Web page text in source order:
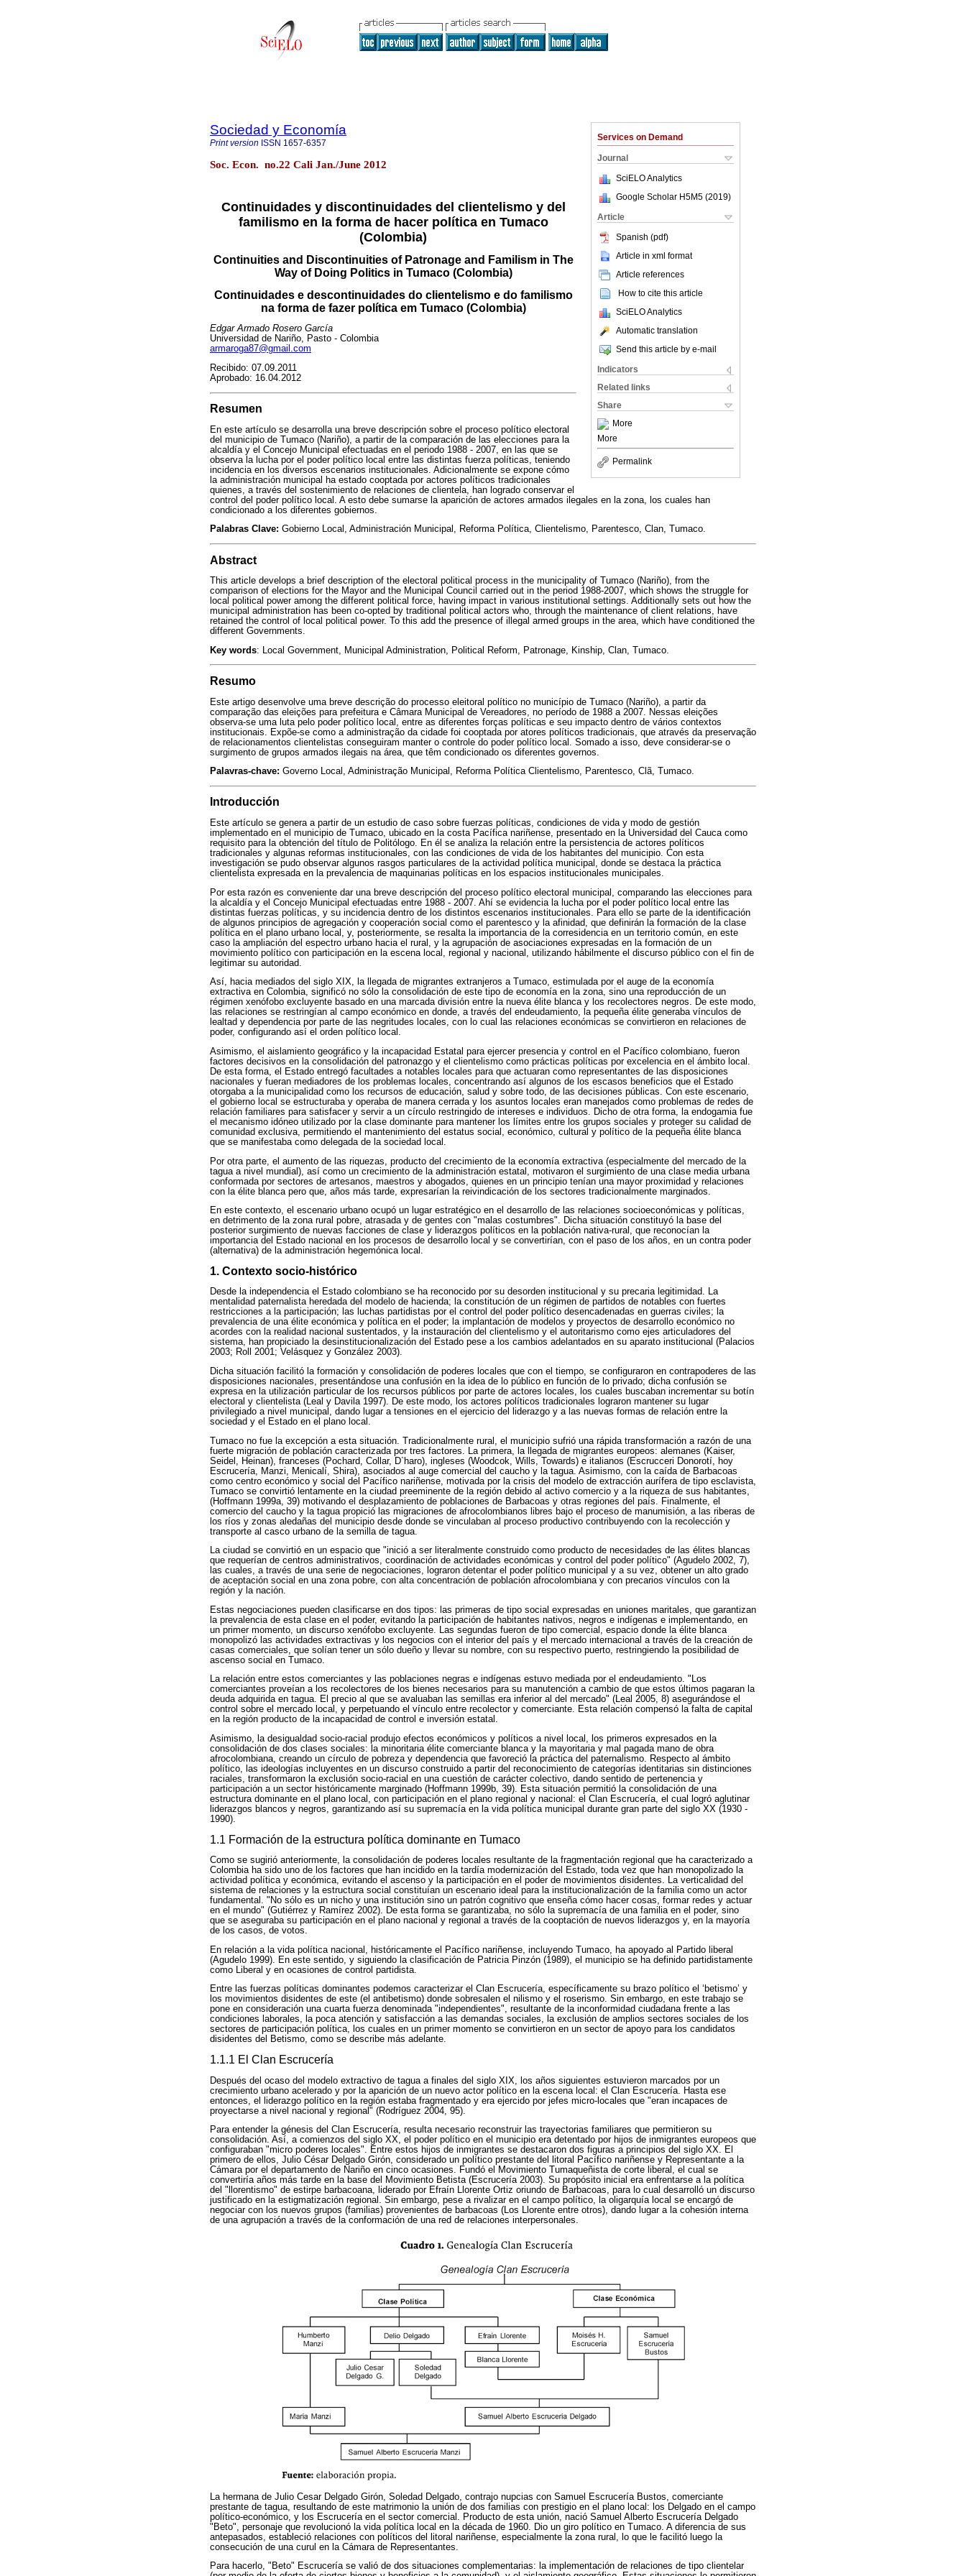
Services on Demand
Journal
SciELO Analytics
Google Scholar H5M5 (2019)
Article
Spanish (pdf)
Article in xml format
Article references
How to cite this article
SciELO Analytics
Automatic translation
Send this article by e-mail
Indicators
Related links
Share
More
More
Permalink
Sociedad y Economía
Print version ISSN 1657-6357
Soc. Econ. no.22 Cali Jan./June 2012
Continuidades y discontinuidades del clientelismo y del
familismo en la forma de hacer política en Tumaco
(Colombia)
Continuities and Discontinuities of Patronage and Familism in The
Way of Doing Politics in Tumaco (Colombia)
Continuidades e descontinuidades do clientelismo e do familismo
na forma de fazer política em Tumaco (Colombia)
Edgar Armado Rosero García
Universidad de Nariño, Pasto - Colombia
armaroga87@gmail.com
Recibido: 07.09.2011
Aprobado: 16.04.2012
Resumen
En este artículo se desarrolla una breve descripción sobre el proceso político electoral
del municipio de Tumaco (Nariño), a partir de la comparación de las elecciones para la
alcaldía y el Concejo Municipal efectuadas en el periodo 1988 - 2007, en las que se
observa la lucha por el poder político local entre las distintas fuerza políticas, teniendo
incidencia en los diversos escenarios institucionales. Adicionalmente se expone cómo
la administración municipal ha estado cooptada por actores políticos tradicionales
quienes, a través del sostenimiento de relaciones de clientela, han logrado conservar el
control del poder político local. A esto debe sumarse la aparición de actores armados ilegales en la zona, los cuales han
condicionado a los diferentes gobiernos.
Palabras Clave: Gobierno Local, Administración Municipal, Reforma Política, Clientelismo, Parentesco, Clan, Tumaco.
Abstract
This article develops a brief description of the electoral political process in the municipality of Tumaco (Nariño), from the
comparison of elections for the Mayor and the Municipal Council carried out in the period 1988-2007, which shows the struggle for
local political power among the different political force, having impact in various institutional settings. Additionally sets out how the
municipal administration has been co-opted by traditional political actors who, through the maintenance of client relations, have
retained the control of local political power. To this add the presence of illegal armed groups in the area, which have conditioned the
different Governments.
Key words: Local Government, Municipal Administration, Political Reform, Patronage, Kinship, Clan, Tumaco.
Resumo
Este artigo desenvolve uma breve descrição do processo eleitoral político no município de Tumaco (Nariño), a partir da
comparação das eleições para prefeitura e Câmara Municipal de Vereadores, no período de 1988 a 2007. Nessas eleições
observa-se uma luta pelo poder político local, entre as diferentes forças políticas e seu impacto dentro de vários contextos
institucionais. Expõe-se como a administração da cidade foi cooptada por atores políticos tradicionais, que através da preservação
de relacionamentos clientelistas conseguiram manter o controle do poder político local. Somado a isso, deve considerar-se o
surgimento de grupos armados ilegais na área, que têm condicionado os diferentes governos.
Palavras-chave: Governo Local, Administração Municipal, Reforma Política Clientelismo, Parentesco, Clã, Tumaco.
Introducción
Este artículo se genera a partir de un estudio de caso sobre fuerzas políticas, condiciones de vida y modo de gestión
implementado en el municipio de Tumaco, ubicado en la costa Pacífica nariñense, presentado en la Universidad del Cauca como
requisito para la obtención del título de Politólogo. En él se analiza la relación entre la persistencia de actores políticos
tradicionales y algunas reformas institucionales, con las condiciones de vida de los habitantes del municipio. Con esta
investigación se pudo observar algunos rasgos particulares de la actividad política municipal, donde se destaca la práctica
clientelista expresada en la prevalencia de maquinarias políticas en los espacios institucionales municipales.
Por esta razón es conveniente dar una breve descripción del proceso político electoral municipal, comparando las elecciones para
la alcaldía y el Concejo Municipal efectuadas entre 1988 - 2007. Ahí se evidencia la lucha por el poder político local entre las
distintas fuerzas políticas, y su incidencia dentro de los distintos escenarios institucionales. Para ello se parte de la identificación
de algunos principios de agregación y cooperación social como el parentesco y la afinidad, que definirán la formación de la clase
política en el plano urbano local, y, posteriormente, se resalta la importancia de la corresidencia en un territorio común, en este
caso la ampliación del espectro urbano hacia el rural, y la agrupación de asociaciones expresadas en la formación de un
movimiento político con participación en la escena local, regional y nacional, utilizando hábilmente el discurso público con el fin de
legitimar su autoridad.
Así, hacia mediados del siglo XIX, la llegada de migrantes extranjeros a Tumaco, estimulada por el auge de la economía
extractiva en Colombia, significó no sólo la consolidación de este tipo de economía en la zona, sino una reproducción de un
régimen xenófobo excluyente basado en una marcada división entre la nueva élite blanca y los recolectores negros. De este modo,
las relaciones se restringían al campo económico en donde, a través del endeudamiento, la pequeña élite generaba vínculos de
lealtad y dependencia por parte de las negritudes locales, con lo cual las relaciones económicas se convirtieron en relaciones de
poder, configurando así el orden político local.
Asimismo, el aislamiento geográfico y la incapacidad Estatal para ejercer presencia y control en el Pacífico colombiano, fueron
factores decisivos en la consolidación del patronazgo y el clientelismo como prácticas políticas por excelencia en el ámbito local.
De esta forma, el Estado entregó facultades a notables locales para que actuaran como representantes de las disposiciones
nacionales y fueran mediadores de los problemas locales, concentrando así algunos de los escasos beneficios que el Estado
otorgaba a la municipalidad como los recursos de educación, salud y sobre todo, de las decisiones públicas. Con este escenario,
el gobierno local se estructuraba y operaba de manera cerrada y los asuntos locales eran manejados como problemas de redes de
relación familiares para satisfacer y servir a un círculo restringido de intereses e individuos. Dicho de otra forma, la endogamia fue
el mecanismo idóneo utilizado por la clase dominante para mantener los límites entre los grupos sociales y proteger su calidad de
comunidad exclusiva, permitiendo el mantenimiento del estatus social, económico, cultural y político de la pequeña élite blanca
que se manifestaba como delegada de la sociedad local.
Por otra parte, el aumento de las riquezas, producto del crecimiento de la economía extractiva (especialmente del mercado de la
tagua a nivel mundial), así como un crecimiento de la administración estatal, motivaron el surgimiento de una clase media urbana
conformada por sectores de artesanos, maestros y abogados, quienes en un principio tenían una mayor proximidad y relaciones
con la élite blanca pero que, años más tarde, expresarían la reivindicación de los sectores tradicionalmente marginados.
En este contexto, el escenario urbano ocupó un lugar estratégico en el desarrollo de las relaciones socioeconómicas y políticas,
en detrimento de la zona rural pobre, atrasada y de gentes con "malas costumbres". Dicha situación constituyó la base del
posterior surgimiento de nuevas facciones de clase y liderazgos políticos en la población nativa-rural, que reconocían la
importancia del Estado nacional en los procesos de desarrollo local y se convertirían, con el paso de los años, en un contra poder
(alternativa) de la administración hegemónica local.
1. Contexto socio-histórico
Desde la independencia el Estado colombiano se ha reconocido por su desorden institucional y su precaria legitimidad. La
mentalidad paternalista heredada del modelo de hacienda; la constitución de un régimen de partidos de notables con fuertes
restricciones a la participación; las luchas partidistas por el control del poder político desencadenadas en guerras civiles; la
prevalencia de una élite económica y política en el poder; la implantación de modelos y proyectos de desarrollo económico no
acordes con la realidad nacional sustentados, y la instauración del clientelismo y el autoritarismo como ejes articuladores del
sistema, han propiciado la desinstitucionalización del Estado pese a los cambios adelantados en su aparato institucional (Palacios
2003; Roll 2001; Velásquez y González 2003).
Dicha situación facilitó la formación y consolidación de poderes locales que con el tiempo, se configuraron en contrapoderes de las
disposiciones nacionales, presentándose una confusión en la idea de lo público en función de lo privado; dicha confusión se
expresa en la utilización particular de los recursos públicos por parte de actores locales, los cuales buscaban incrementar su botín
electoral y clientelista (Leal y Davila 1997). De este modo, los actores políticos tradicionales lograron mantener su lugar
privilegiado a nivel municipal, dando lugar a tensiones en el ejercicio del liderazgo y a las nuevas formas de relación entre la
sociedad y el Estado en el plano local.
Tumaco no fue la excepción a esta situación. Tradicionalmente rural, el municipio sufrió una rápida transformación a razón de una
fuerte migración de población caracterizada por tres factores. La primera, la llegada de migrantes europeos: alemanes (Kaiser,
Seidel, Heinan), franceses (Pochard, Collar, D`haro), ingleses (Woodcok, Wills, Towards) e italianos (Escrucceri Donorotí, hoy
Escrucería, Manzi, Menicalí, Shira), asociados al auge comercial del caucho y la tagua. Asimismo, con la caída de Barbacoas
como centro económico y social del Pacífico nariñense, motivada por la crisis del modelo de extracción aurífera de tipo esclavista,
Tumaco se convirtió lentamente en la ciudad preeminente de la región debido al activo comercio y a la riqueza de sus habitantes,
(Hoffmann 1999a, 39) motivando el desplazamiento de poblaciones de Barbacoas y otras regiones del país. Finalmente, el
comercio del caucho y la tagua propició las migraciones de afrocolombianos libres bajo el proceso de manumisión, a las riberas de
los ríos y zonas aledañas del municipio desde donde se vinculaban al proceso productivo contribuyendo con la recolección y
transporte al casco urbano de la semilla de tagua.
La ciudad se convirtió en un espacio que "inició a ser literalmente construido como producto de necesidades de las élites blancas
que requerían de centros administrativos, coordinación de actividades económicas y control del poder político" (Agudelo 2002, 7),
las cuales, a través de una serie de negociaciones, lograron detentar el poder político municipal y a su vez, obtener un alto grado
de aceptación social en una zona pobre, con alta concentración de población afrocolombiana y con precarios vínculos con la
región y la nación.
Estas negociaciones pueden clasificarse en dos tipos: las primeras de tipo social expresadas en uniones maritales, que garantizan
la prevalencia de esta clase en el poder, evitando la participación de habitantes nativos, negros e indígenas e implementando, en
un primer momento, un discurso xenófobo excluyente. Las segundas fueron de tipo comercial, espacio donde la élite blanca
monopolizó las actividades extractivas y los negocios con el interior del país y el mercado internacional a través de la creación de
casas comerciales, que solían tener un sólo dueño y llevar su nombre, con su respectivo puerto, restringiendo la posibilidad de
ascenso social en Tumaco.
La relación entre estos comerciantes y las poblaciones negras e indígenas estuvo mediada por el endeudamiento. "Los
comerciantes proveían a los recolectores de los bienes necesarios para su manutención a cambio de que estos últimos pagaran la
deuda adquirida en tagua. El precio al que se avaluaban las semillas era inferior al del mercado" (Leal 2005, 8) asegurándose el
control sobre el mercado local, y perpetuando el vínculo entre recolector y comerciante. Esta relación compensó la falta de capital
en la región producto de la incapacidad de control e inversión estatal.
Asimismo, la desigualdad socio-racial produjo efectos económicos y políticos a nivel local, los primeros expresados en la
consolidación de dos clases sociales: la minoritaria élite comerciante blanca y la mayoritaria y mal pagada mano de obra
afrocolombiana, creando un círculo de pobreza y dependencia que favoreció la práctica del paternalismo. Respecto al ámbito
político, las ideologías incluyentes en un discurso construido a partir del reconocimiento de categorías identitarias sin distinciones
raciales, transformaron la exclusión socio-racial en una cuestión de carácter colectivo, dando sentido de pertenencia y
participación a un sector históricamente marginado (Hoffmann 1999b, 39). Esta situación permitió la consolidación de una
estructura dominante en el plano local, con participación en el plano regional y nacional: el Clan Escrucería, el cual logró aglutinar
liderazgos blancos y negros, garantizando así su supremacía en la vida política municipal durante gran parte del siglo XX (1930 -
1990).
1.1 Formación de la estructura política dominante en Tumaco
Como se sugirió anteriormente, la consolidación de poderes locales resultante de la fragmentación regional que ha caracterizado a
Colombia ha sido uno de los factores que han incidido en la tardía modernización del Estado, toda vez que han monopolizado la
actividad política y económica, evitando el ascenso y la participación en el poder de movimientos disidentes. La verticalidad del
sistema de relaciones y la estructura social constituían un escenario ideal para la institucionalización de la familia como un actor
fundamental. "No sólo es un nicho y una institución sino un patrón cognitivo que enseña cómo hacer cosas, formar redes y actuar
en el mundo" (Gutiérrez y Ramírez 2002). De esta forma se garantizaba, no sólo la supremacía de una familia en el poder, sino
que se aseguraba su participación en el plano nacional y regional a través de la cooptación de nuevos liderazgos y, en la mayoría
de los casos, de votos.
En relación a la vida política nacional, históricamente el Pacífico nariñense, incluyendo Tumaco, ha apoyado al Partido liberal
(Agudelo 1999). En este sentido, y siguiendo la clasificación de Patricia Pinzón (1989), el municipio se ha definido partidistamente
como Liberal y en ocasiones de control partidista.
Entre las fuerzas políticas dominantes podemos caracterizar el Clan Escrucería, específicamente su brazo político el ‘betismo’ y
los movimientos disidentes de este (el antibetismo) donde sobresalen el nilismo y el roserismo. Sin embargo, en este trabajo se
pone en consideración una cuarta fuerza denominada "independientes", resultante de la inconformidad ciudadana frente a las
condiciones laborales, la poca atención y satisfacción a las demandas sociales, la exclusión de amplios sectores sociales de los
sectores de participación política, los cuales en un primer momento se convirtieron en un sector de apoyo para los candidatos
disidentes del Betismo, como se describe más adelante.
1.1.1 El Clan Escrucería
Después del ocaso del modelo extractivo de tagua a finales del siglo XIX, los años siguientes estuvieron marcados por un
crecimiento urbano acelerado y por la aparición de un nuevo actor político en la escena local: el Clan Escrucería. Hasta ese
entonces, el liderazgo político en la región estaba fragmentado y era ejercido por jefes micro-locales que "eran incapaces de
proyectarse a nivel nacional y regional" (Rodríguez 2004, 95).
Para entender la génesis del Clan Escrucería, resulta necesario reconstruir las trayectorias familiares que permitieron su
consolidación. Así, a comienzos del siglo XX, el poder político en el municipio era detentado por hijos de inmigrantes europeos que
configuraban "micro poderes locales". Entre estos hijos de inmigrantes se destacaron dos figuras a principios del siglo XX. El
primero de ellos, Julio César Delgado Girón, considerado un político prestante del litoral Pacífico nariñense y Representante a la
Cámara por el departamento de Nariño en cinco ocasiones. Fundó el Movimiento Tumaqueñista de corte liberal, el cual se
convertiría años más tarde en la base del Movimiento Betista (Escrucería 2003). Su propósito inicial era enfrentarse a la política
del "llorentismo" de estirpe barbacoana, liderado por Efraín Llorente Ortiz oriundo de Barbacoas, para lo cual desarrolló un discurso
justificado en la estigmatización regional. Sin embargo, pese a rivalizar en el campo político, la oligarquía local se encargó de
negociar con los nuevos grupos (familias) provenientes de barbacoas (Los Llorente entre otros), dando lugar a la cohesión interna
de una agrupación a través de la conformación de una red de relaciones interpersonales.
La hermana de Julio Cesar Delgado Girón, Soledad Delgado, contrajo nupcias con Samuel Escrucería Bustos, comerciante
prestante de tagua, resultando de este matrimonio la unión de dos familias con prestigio en el plano local: los Delgado en el campo
político-económico, y los Escrucería en el sector comercial. Producto de esta unión, nació Samuel Alberto Escrucería Delgado
"Beto", personaje que revolucionó la vida política local en la década de 1960. Dio un giro político en Tumaco. A diferencia de sus
antepasados, estableció relaciones con políticos del litoral nariñense, especialmente la zona rural, lo que le facilitó luego la
consecución de una curul en la Cámara de Representantes.
Para hacerlo, "Beto" Escrucería se valió de dos situaciones complementarias: la implementación de relaciones de tipo clientelar